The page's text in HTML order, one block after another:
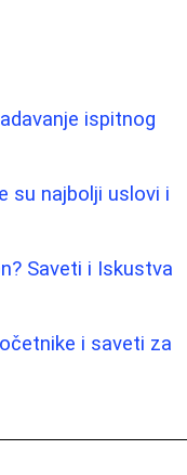
ispitnog
su najbolji uslovi i
Saveti i Iskustva
i saveti za